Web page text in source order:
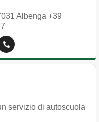
Albenga +39
servizio di autoscuola